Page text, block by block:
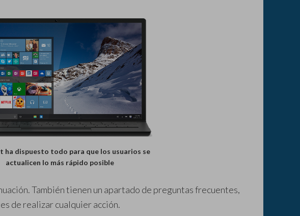
ha dispuesto todo para que los usuarios se
actualicen lo más rápido posible
También tienen un apartado de preguntas frecuentes,
de realizar cualquier acción.